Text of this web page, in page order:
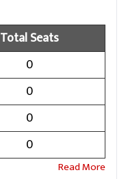
Total Seats
0
0
0
0